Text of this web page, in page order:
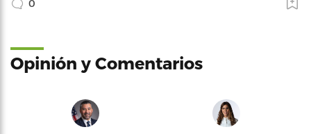
0
Opinión y Comentarios